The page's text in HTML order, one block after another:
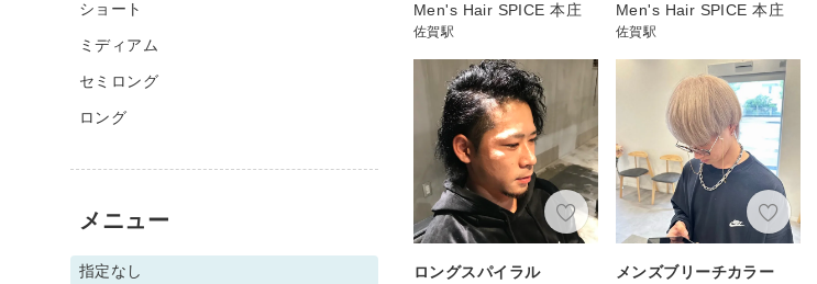
Men's Hair SPICE 本庄
佐賀駅
Men's Hair SPICE 本庄
佐賀駅
ロングスパイラル
メンズブリーチカラー
ショート
ミディアム
セミロング
ロング
メニュー
指定なし